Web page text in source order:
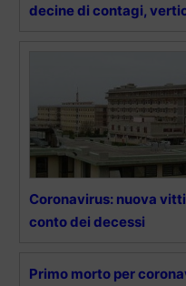
decine di contagi,
Coronavirus: nuova
conto dei decessi
Primo morto per